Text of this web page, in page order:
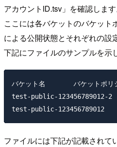
アカウントID.tsv」を確認します
ここには各バケットのバケット
による公開状態とそれぞれの設
下記にファイルのサンプルを示
バケット名	バケットポリシー公開状態	バケットポリシー	バケットACL公開状態	バケットACL
test-public-123456789012-2	公開可能	None	非公開	[{'Grantee': {'DisplayName': 'dummy-12345', 'ID': 'dummy', 'Type': 'CanonicalUser'}, 'Permission': 'FULL_CONTROL'}]
ファイルには下記が記載されて